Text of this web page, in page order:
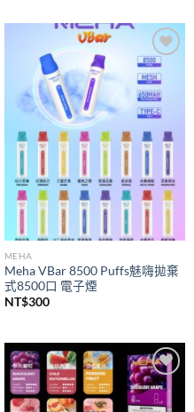
Add to
wishlist
MEHA
Meha VBar 8500 Puffs魅嗨拋棄
式8500口 電子煙
NT$300
Add to
wishlist